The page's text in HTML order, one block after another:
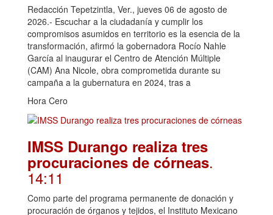
Redacción Tepetzintla, Ver., jueves 06 de agosto de
2026.- Escuchar a la ciudadanía y cumplir los
compromisos asumidos en territorio es la esencia de la
transformación, afirmó la gobernadora Rocío Nahle
García al inaugurar el Centro de Atención Múltiple
(CAM) Ana Nicole, obra comprometida durante su
campaña a la gubernatura en 2024, tras a
Hora Cero
IMSS Durango realiza tres
procuraciones de córneas.
14:11
Como parte del programa permanente de donación y
procuración de órganos y tejidos, el Instituto Mexicano